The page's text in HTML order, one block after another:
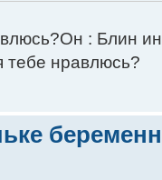
: Блин
тебе нравлюсь?